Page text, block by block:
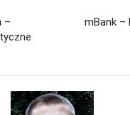
–
mBank –